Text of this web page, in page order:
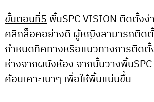
ขั้นตอนที่5พื้นSPC VISION ติดตั้งง่
คลิกล็อคอย่างดี ผู้หญิงสามารถติดตั้
กำหนดทิศทางหรือแนวทางการติดตั้ง
ห่างจากผนังห้อง จากนั้นวางพื้นSPC
ค้อนเคาะเบาๆ เพื่อให้พื้นแน่นขึ้น